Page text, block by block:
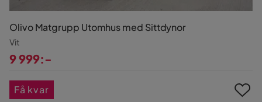
Olivo Matgrupp Utomhus med Sittdynor
Vit
9 999:-
Få kvar